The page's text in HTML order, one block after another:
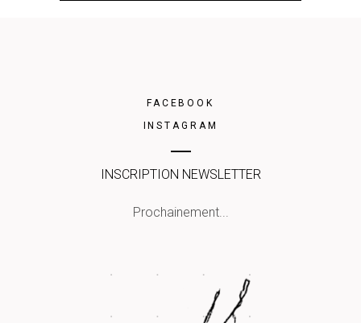
FACEBOOK
INSTAGRAM
INSCRIPTION NEWSLETTER
Prochainement...